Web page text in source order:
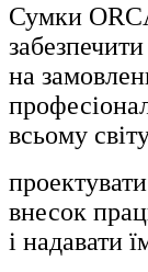
Сумки
на
всьому
внесок
і надавати